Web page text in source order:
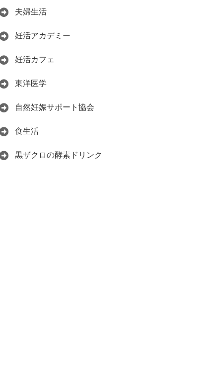
夫婦生活
妊活アカデミー
妊活カフェ
東洋医学
自然妊娠サポート協会
食生活
黒ザクロの酵素ドリンク